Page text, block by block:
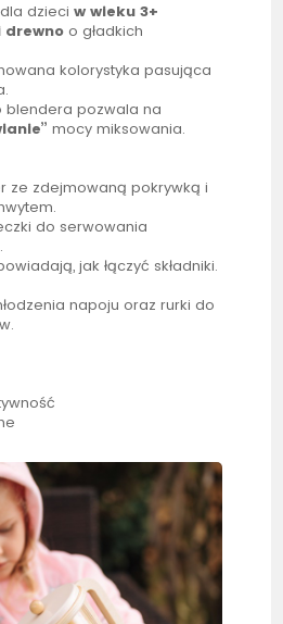
dzieci w wieku 3+
drewno o gładkich
kolorystyka pasująca
blendera pozwala na
mocy miksowania.
ze zdejmowaną pokrywką i
do serwowania
jak łączyć składniki.
napoju oraz rurki do